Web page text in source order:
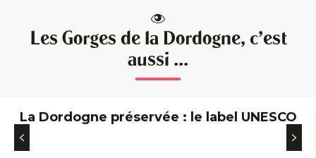
Les Gorges de la Dordogne, c'est
aussi ...
La Dordogne préservée : le label UNESCO